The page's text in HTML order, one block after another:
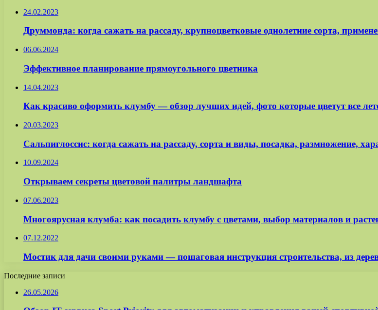
24.02.2023
Друммонда: когда сажать на рассаду, крупноцветковые однолетние сорта,
06.06.2024
Эффективное планирование прямоугольного цветника
14.04.2023
Как красиво оформить клумбу — обзор лучших идей, фото которые цветут все
20.03.2023
Сальпиглоссис: когда сажать на рассаду, сорта и виды, посадка, размножение,
10.09.2024
Открываем секреты цветовой палитры ландшафта
07.06.2023
Многоярусная клумба: как посадить клумбу с цветами, выбор материалов и
07.12.2022
Мостик для дачи своими руками — пошаговая инструкция строительства, из
Последние записи
26.05.2026